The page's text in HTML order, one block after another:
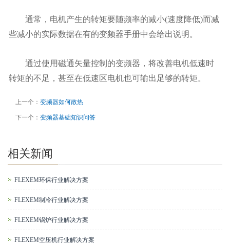
通常，电机产生的转矩要随频率的减小(速度降低)而减
些减小的实际数据在有的变频器手册中会给出说明。
通过使用磁通矢量控制的变频器，将改善电机低速时
转矩的不足，甚至在低速区电机也可输出足够的转矩。
上一个： 变频器如何散热
下一个： 变频器基础知识问答
相关新闻
FLEXEM环保行业解决方案
FLEXEM制冷行业解决方案
FLEXEM锅炉行业解决方案
FLEXEM空压机行业解决方案